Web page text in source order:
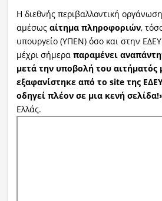
Η διεθνής περιβαλλοντική
αμέσως αίτημα πληροφοριών,
υπουργείο (ΥΠΕΝ) όσο και στην
μέχρι σήμερα παραμένει
μετά την υποβολή του αιτήματός
εξαφανίστηκε από το site της
οδηγεί πλέον σε μια κενή
Ελλάς.